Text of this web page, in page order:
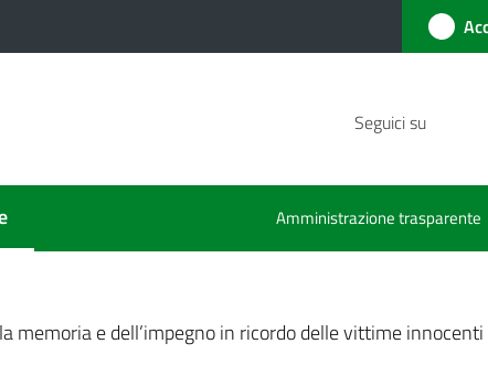
Seguici su
Amministrazione trasparente
e dell’impegno in ricordo delle vittime